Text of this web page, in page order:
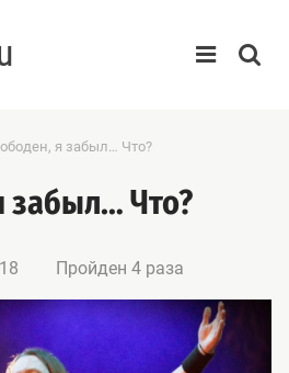
я забыл… Что?
забыл… Что?
Пройден 4 раза